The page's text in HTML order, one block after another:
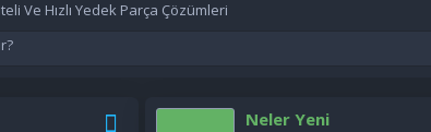
Ve Hızlı Yedek Parça Çözümleri
Neler Yeni